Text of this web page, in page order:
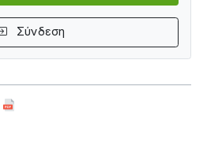
Σύνδεση